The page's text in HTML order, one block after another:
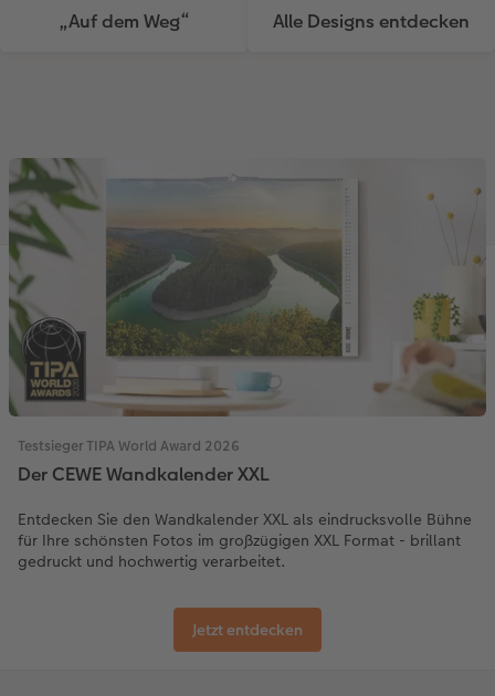
„Auf dem Weg“ Alle Designs entdecken
Testsieger TIPA World Award 2026
Der CEWE Wandkalender XXL
Entdecken Sie den Wandkalender XXL als eindrucksvolle Bühne
für Ihre schönsten Fotos im großzügigen XXL Format - brillant
gedruckt und hochwertig verarbeitet.
Jetzt entdecken